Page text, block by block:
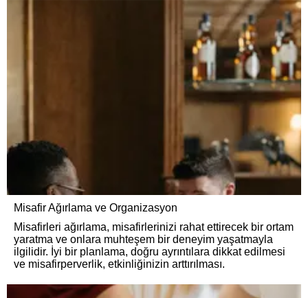
Misafir Ağırlama ve Organizasyon
Misafirleri ağırlama, misafirlerinizi rahat ettirecek bir ortam
yaratma ve onlara muhteşem bir deneyim yaşatmayla
ilgilidir. İyi bir planlama, doğru ayrıntılara dikkat edilmesi
ve misafirperverlik, etkinliğinizin arttırılması.